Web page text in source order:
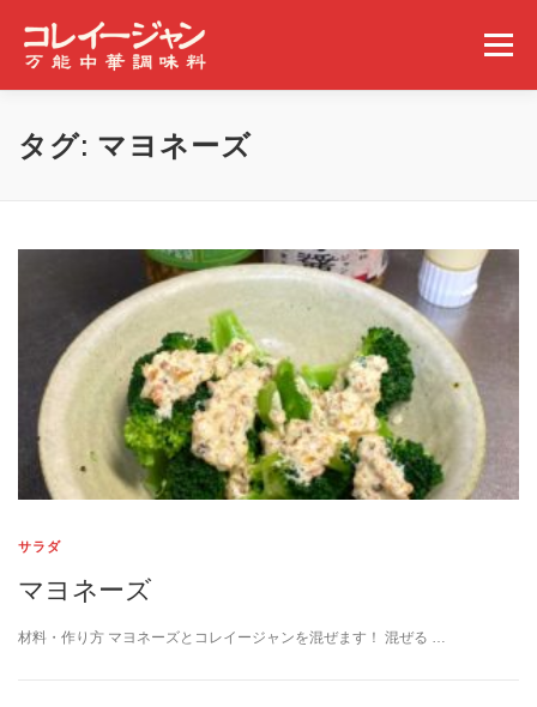
メニュー
ホーム コレイージャンとは
問い合わせ
タグ: マヨネーズ
サラダ
マヨネーズ
材料・作り方 マヨネーズとコレイージャンを混ぜます！ 混ぜる …